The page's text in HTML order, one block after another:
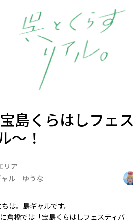
島くらはしフェス
〜！
リア
ル ゆうな
は。島ギャルです。
倉橋では「宝島くらはしフェスティバ